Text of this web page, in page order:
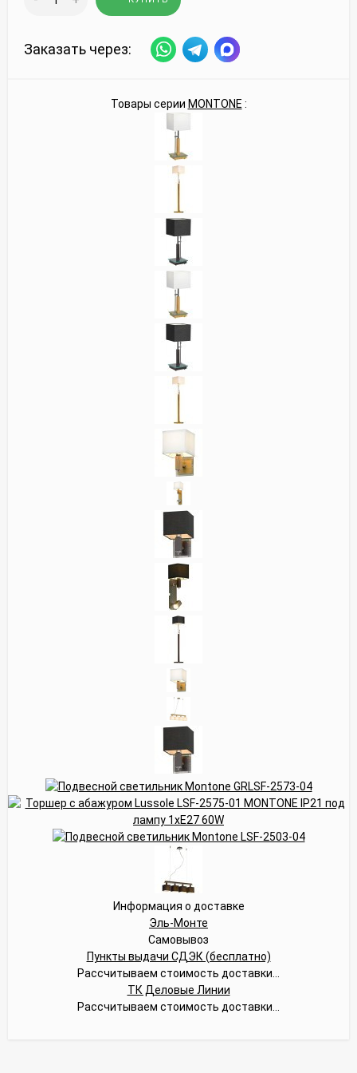
Заказать через:
Товары серии MONTONE :
Информация о доставке
Эль-Монте
Самовывоз
Пункты выдачи СДЭК (бесплатно)
Рассчитываем стоимость доставки...
ТК Деловые Линии
Рассчитываем стоимость доставки...